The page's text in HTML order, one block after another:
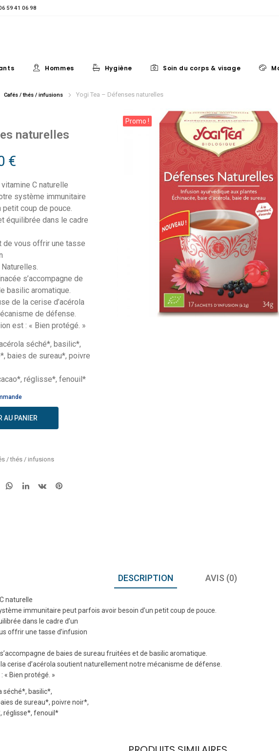
59 41 06 98
Hommes Hygiène Soin du corps & visage
Cafés / thés / infusions Yogi Tea – Défenses naturelles
Promo !
naturelles
:
€.
€Le
prix
actuel
est :
2,50 €.
C naturelle
système immunitaire
petit coup de pouce.
équilibrée dans le cadre
de vous offrir une tasse
s’accompagne de
basilic aromatique.
de la cerise d’acérola
de défense.
est : « Bien protégé. »
séché*, basilic*,
baies de sureau*, poivre
réglisse*, fenouil*
AU PANIER
/ thés / infusions
DESCRIPTION AVIS (0)
naturelle
immunitaire peut parfois avoir besoin d’un petit coup de pouce.
dans le cadre d’un
offrir une tasse d’infusion
de baies de sureau fruitées et de basilic aromatique.
cerise d’acérola soutient naturellement notre mécanisme de défense.
« Bien protégé. »
séché*, basilic*,
de sureau*, poivre noir*,
réglisse*, fenouil*